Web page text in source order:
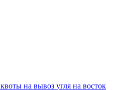
на вывоз угля на восток